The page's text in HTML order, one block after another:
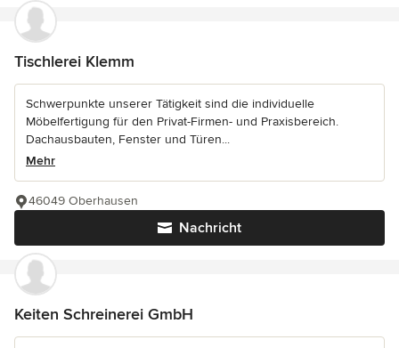
Tischlerei Klemm
Schwerpunkte unserer Tätigkeit sind die individuelle
Möbelfertigung für den Privat-Firmen- und Praxisbereich.
Dachausbauten, Fenster und Türen...
Mehr
Nachricht
46049 Oberhausen
Keiten Schreinerei GmbH